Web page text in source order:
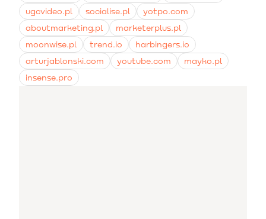
ugcvideo.pl
socialise.pl
yotpo.com
aboutmarketing.pl
marketerplus.pl
moonwise.pl
trend.io
harbingers.io
arturjablonski.com
youtube.com
mayko.pl
insense.pro